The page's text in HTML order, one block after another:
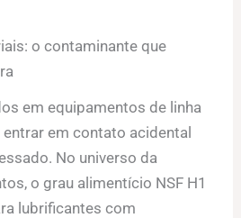
o contaminante que
em equipamentos de linha
em contato acidental
No universo da
o grau alimentício NSF H1
lubrificantes com